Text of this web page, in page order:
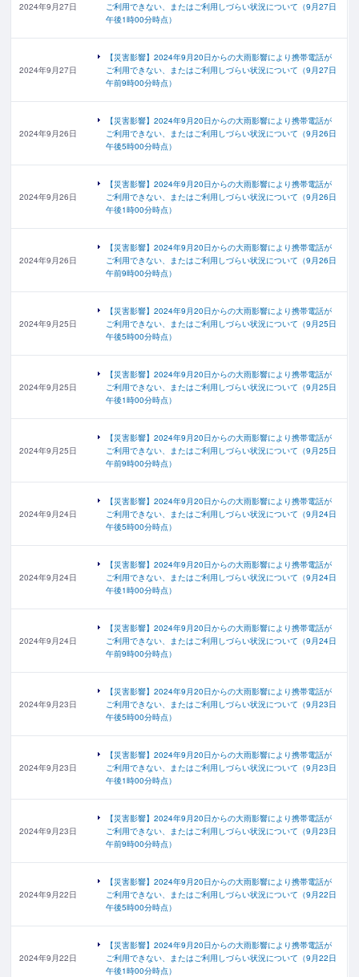
2024年9月27日
ご利用できない、またはご利用しづらい状況について（9月27日
午後1時00分時点）
2024年9月27日
【災害影響】2024年9月20日からの大雨影響により携帯電話が
ご利用できない、またはご利用しづらい状況について（9月27日
午前9時00分時点）
2024年9月26日
【災害影響】2024年9月20日からの大雨影響により携帯電話が
ご利用できない、またはご利用しづらい状況について（9月26日
午後5時00分時点）
2024年9月26日
【災害影響】2024年9月20日からの大雨影響により携帯電話が
ご利用できない、またはご利用しづらい状況について（9月26日
午後1時00分時点）
2024年9月26日
【災害影響】2024年9月20日からの大雨影響により携帯電話が
ご利用できない、またはご利用しづらい状況について（9月26日
午前9時00分時点）
2024年9月25日
【災害影響】2024年9月20日からの大雨影響により携帯電話が
ご利用できない、またはご利用しづらい状況について（9月25日
午後5時00分時点）
2024年9月25日
【災害影響】2024年9月20日からの大雨影響により携帯電話が
ご利用できない、またはご利用しづらい状況について（9月25日
午後1時00分時点）
2024年9月25日
【災害影響】2024年9月20日からの大雨影響により携帯電話が
ご利用できない、またはご利用しづらい状況について（9月25日
午前9時00分時点）
2024年9月24日
【災害影響】2024年9月20日からの大雨影響により携帯電話が
ご利用できない、またはご利用しづらい状況について（9月24日
午後5時00分時点）
2024年9月24日
【災害影響】2024年9月20日からの大雨影響により携帯電話が
ご利用できない、またはご利用しづらい状況について（9月24日
午後1時00分時点）
2024年9月24日
【災害影響】2024年9月20日からの大雨影響により携帯電話が
ご利用できない、またはご利用しづらい状況について（9月24日
午前9時00分時点）
2024年9月23日
【災害影響】2024年9月20日からの大雨影響により携帯電話が
ご利用できない、またはご利用しづらい状況について（9月23日
午後5時00分時点）
2024年9月23日
【災害影響】2024年9月20日からの大雨影響により携帯電話が
ご利用できない、またはご利用しづらい状況について（9月23日
午後1時00分時点）
2024年9月23日
【災害影響】2024年9月20日からの大雨影響により携帯電話が
ご利用できない、またはご利用しづらい状況について（9月23日
午前9時00分時点）
2024年9月22日
【災害影響】2024年9月20日からの大雨影響により携帯電話が
ご利用できない、またはご利用しづらい状況について（9月22日
午後5時00分時点）
2024年9月22日
【災害影響】2024年9月20日からの大雨影響により携帯電話が
ご利用できない、またはご利用しづらい状況について（9月22日
午後1時00分時点）